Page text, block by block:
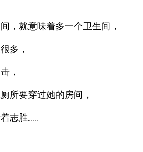
，就意味着多一个卫生间，
多，
，
所要穿过她的房间，
志胜.....